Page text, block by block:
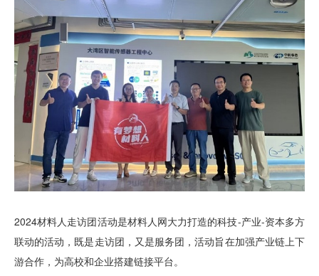
2024材料人走访团活动是材料人网大力打造的科技-产业-资本多方
联动的活动，既是走访团，又是服务团，活动旨在加强产业链上下
游合作，为高校和企业搭建链接平台。